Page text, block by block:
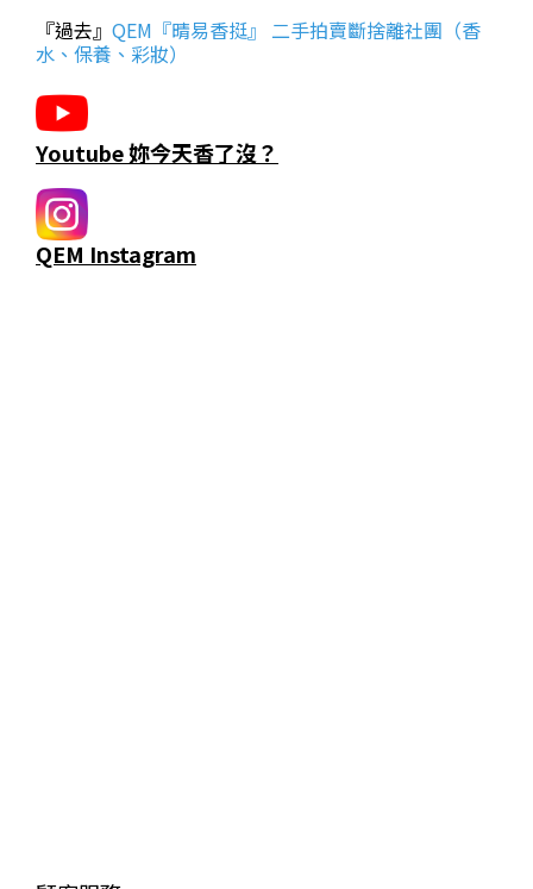
『過去』 QEM『晴易香挺』 二手拍賣斷捨離社團（香
水、保養、彩妝）
Youtube 妳今天香了沒？
QEM Instagram